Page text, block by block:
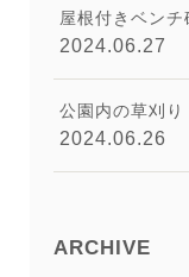
屋根付きベン
2024.06.27
公園内の草刈り
2024.06.26
ARCHIVE